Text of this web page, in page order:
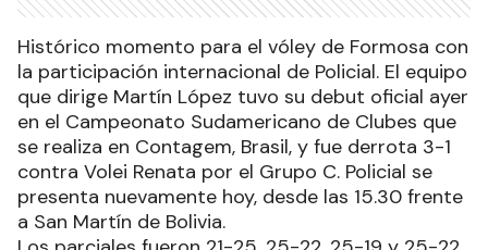
Histórico momento para el vóley de Formosa con
la participación internacional de Policial. El equipo
que dirige Martín López tuvo su debut oficial ayer
en el Campeonato Sudamericano de Clubes que
se realiza en Contagem, Brasil, y fue derrota 3-1
contra Volei Renata por el Grupo C. Policial se
presenta nuevamente hoy, desde las 15.30 frente
a San Martín de Bolivia.